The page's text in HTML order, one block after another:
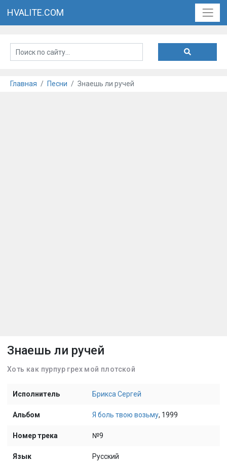
HVALITE.COM
Главная Песни Знаешь ли ручей
Знаешь ли ручей
Хоть как пурпур грех мой плотской
Исполнитель Брикса Сергей
Альбом Я боль твою возьму, 1999
Номер трека №9
Язык Русский